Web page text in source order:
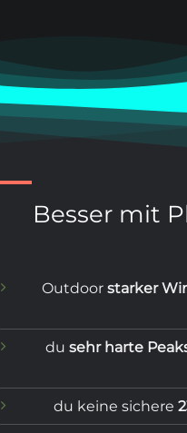
Besser mit
Outdoor starker
du sehr harte
du keine sichere